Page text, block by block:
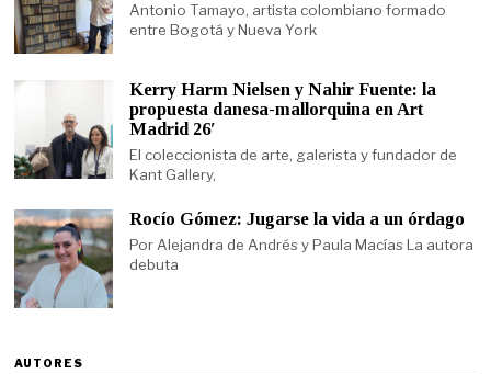
Antonio Tamayo, artista colombiano formado
entre Bogotá y Nueva York
Kerry Harm Nielsen y Nahir Fuente: la
propuesta danesa-mallorquina en Art
Madrid 26′
El coleccionista de arte, galerista y fundador de
Kant Gallery,
Rocío Gómez: Jugarse la vida a un órdago
Por Alejandra de Andrés y Paula Macías La autora
debuta
AUTORES